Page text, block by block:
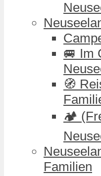
🚐 Im
🧭
🏕️
Familien